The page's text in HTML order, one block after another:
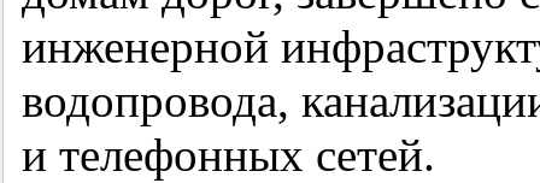
инженерной
водопровода,
и телефонных сетей.